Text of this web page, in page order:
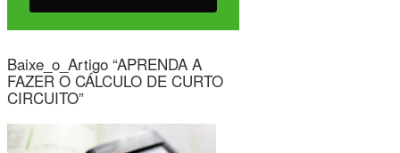
Baixe_o_Artigo “APRENDA A
FAZER O CÁLCULO DE CURTO
CIRCUITO”